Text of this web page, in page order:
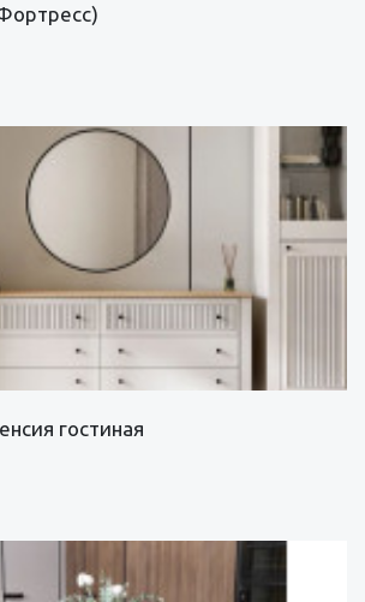
гостиная